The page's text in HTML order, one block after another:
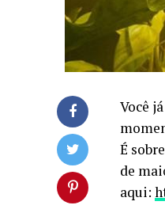
Você
É
de
aqui: